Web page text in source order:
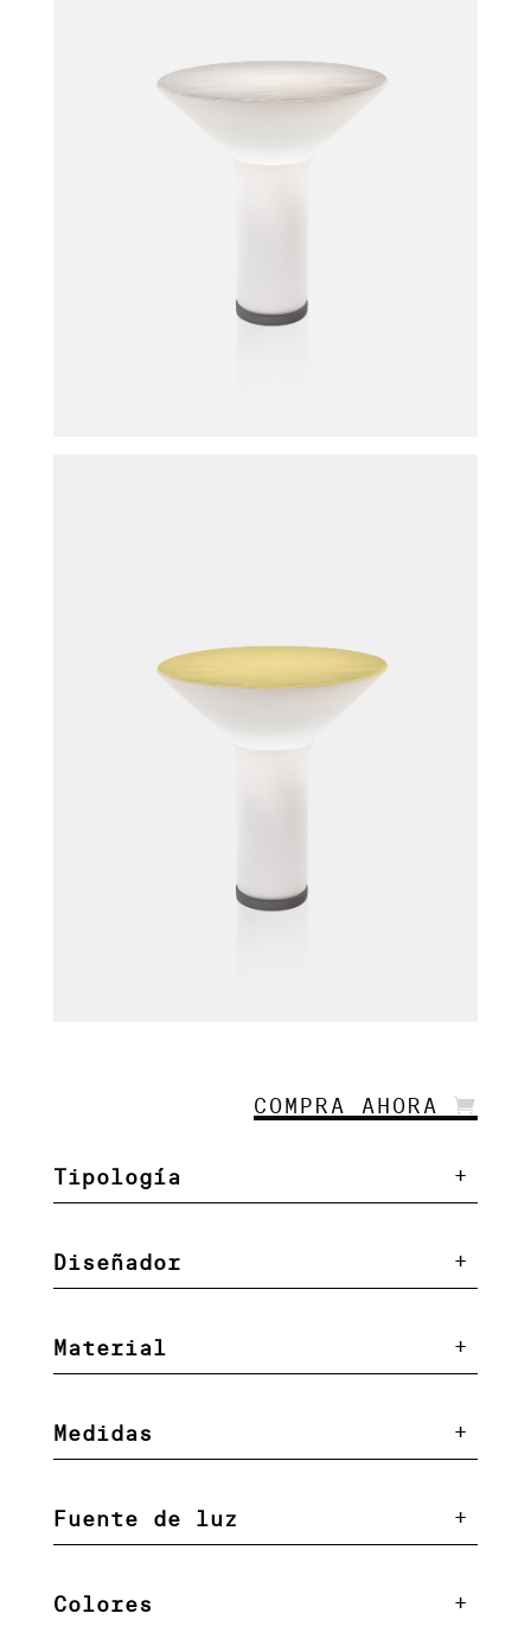
COMPRA AHORA
Tipología
Diseñador
Material
Medidas
Fuente de luz
Colores